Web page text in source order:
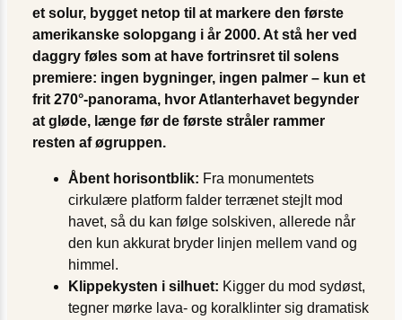
et solur, bygget netop til at markere den første
amerikanske solopgang i år 2000. At stå her ved
daggry føles som at have fortrinsret til solens
premiere: ingen bygninger, ingen palmer – kun et
frit 270°-panorama, hvor Atlanterhavet begynder
at gløde, længe før de første stråler rammer
resten af øgruppen.
Åbent horisontblik: Fra monumentets
cirkulære platform falder terrænet stejlt mod
havet, så du kan følge solskiven, allerede når
den kun akkurat bryder linjen mellem vand og
himmel.
Klippekysten i silhuet: Kigger du mod sydøst,
tegner mørke lava- og koralklinter sig dramatisk